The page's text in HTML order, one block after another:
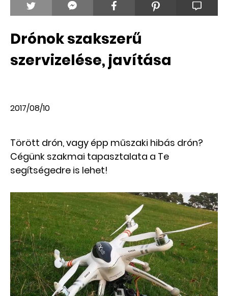
Drónok szakszerű
szervizelése, javítása
2017/08/10
Törött drón, vagy épp műszaki hibás drón?
Cégünk szakmai tapasztalata a Te
segítségedre is lehet!